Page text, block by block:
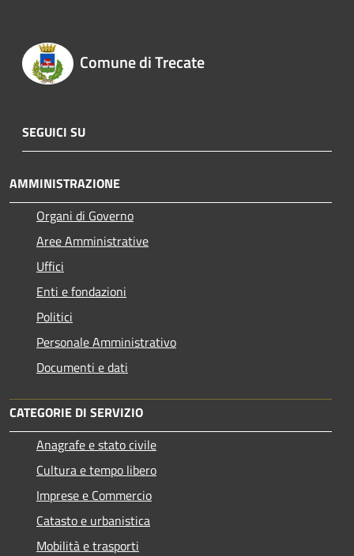
Comune di Trecate
SEGUICI SU
AMMINISTRAZIONE
Organi di Governo
Aree Amministrative
Uffici
Enti e fondazioni
Politici
Personale Amministrativo
Documenti e dati
CATEGORIE DI SERVIZIO
Anagrafe e stato civile
Cultura e tempo libero
Imprese e Commercio
Catasto e urbanistica
Mobilità e trasporti